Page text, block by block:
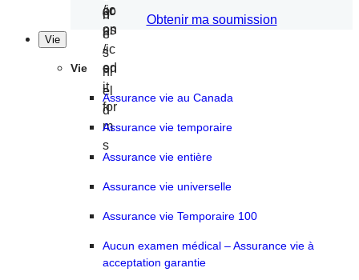
Obtenir ma soumission
Vie
Vie
Assurance vie au Canada
Assurance vie temporaire
Assurance vie entière
Assurance vie universelle
Assurance vie Temporaire 100
Aucun examen médical – Assurance vie à
acceptation garantie